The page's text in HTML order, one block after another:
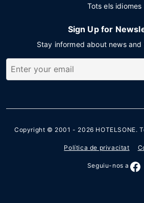
Tots els idiomes
Sign Up for
Stay informed about news
Copyright © 2001 - 2026 HOTELSONE.
Política de privacitat
Seguiu-nos a